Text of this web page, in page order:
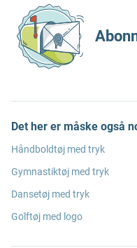
Det her er måske også
Håndboldtøj med tryk
Gymnastiktøj med tryk
Dansetøj med tryk
Golftøj med logo